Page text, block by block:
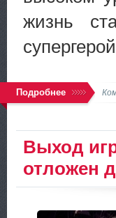
жизнь
Подробнее
Выход
отложен